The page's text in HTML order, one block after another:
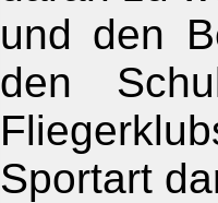
und den
den
Sportart